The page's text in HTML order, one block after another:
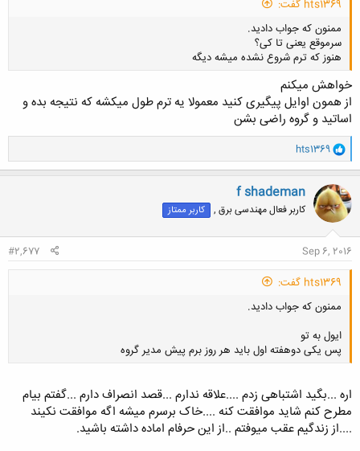
hts1369 گفت:
ممنون که جواب دادید.
سرموقع یعنی تا کی؟
هنوز که ترم شروع نشده میشه دیگه
کلیک کنید تا باز شود...
خواهش میکنم
از همون اوایل پیگیری کنید معمولا یه ترم طول میکشه که نتیجه بده و
اساتید و گروه راضی بشن
و
ا
ک
ن
ش
ه
ا
hts1369
f shademan
کاربر فعال مهندسی برق , کاربر ممتاز
Sep 6, 2016
#2,677
hts1369 گفت:
ممنون که جواب دادید.
ایول به تو
پس یکی دوهفته اول باید هر روز برم پیش مدیر گروه
کلیک کنید تا باز شود...
اره ...بگید اشتباهی زدم ....علاقه ندارم ...قصد انصراف دارم ...گفتم بیام
مطرح کنم شاید موافقت کنه ....خاک برسرم میشه اگه موافقت نکیند
....از زندگیم عقب میوفتم ..از این حرفام اماده داشته باشید.